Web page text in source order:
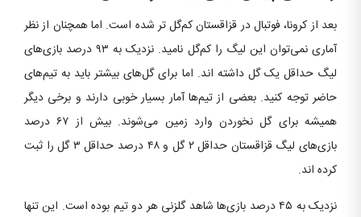
بعد از کرونا، فوتبال در قزاقستان کم‌گل تر شده است. اما همچنان از نظر
آماری نمی‌توان این لیگ را کم‌گل نامید. نزدیک به ۹۳ درصد بازی‌های
لیگ حداقل یک گل داشته اند. اما برای گل‌های بیشتر باید به تیم‌های
حاضر توجه کنید. بعضی از تیم‌ها آمار بسیار خوبی دارند و برخی دیگر
همیشه برای گل نخوردن وارد زمین می‌شوند. بیش از ۶۷ درصد
بازی‌های لیگ قزاقستان حداقل ۲ گل و ۴۸ درصد حداقل ۳ گل را ثبت
کرده اند.
نزدیک به ۴۵ درصد بازی‌ها شاهد گلزنی هر دو تیم بوده است. این تنها